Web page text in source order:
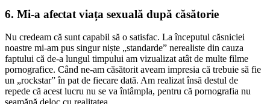
6. Mi-a afectat viața sexuală după căsătorie
Nu credeam că sunt capabil să o satisfac. La începutul căsniciei
noastre mi-am pus singur niște „standarde” nerealiste din cauza
faptului că de-a lungul timpului am vizualizat atât de multe filme
pornografice. Când ne-am căsătorit aveam impresia că trebuie să fie
un „rockstar” în pat de fiecare dată. Am realizat însă destul de
repede că acest lucru nu se va întâmpla, pentru că pornografia nu